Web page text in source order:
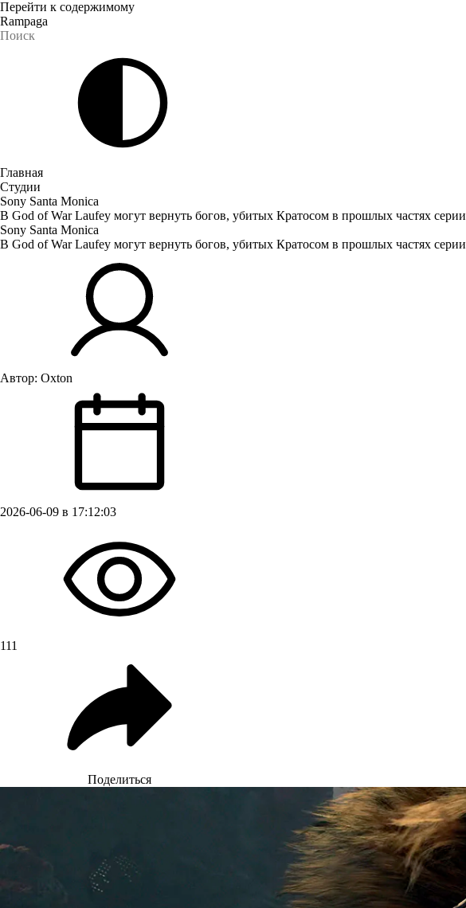
Перейти к содержимому
Rampaga
Главная
Студии
Sony Santa Monica
В God of War Laufey могут вернуть богов, убитых Кратосом в прошлых частях серии
Sony Santa Monica
В God of War Laufey могут вернуть богов, убитых Кратосом в прошлых частях серии
Автор: Oxton
2026-06-09 в 17:12:03
111
Поделиться